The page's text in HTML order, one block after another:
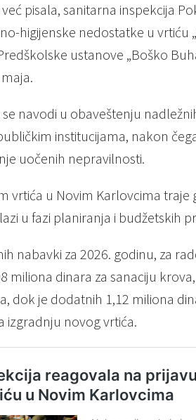
već pisala, sanitarna inspekcija
higijenske nedostatke u vrtiću
ustanove „Boško
navodi u obaveštenju
institucijama, nakon
uočenih nepravilnosti.
vrtića u Novim Karlovcima
u fazi planiranja i budžetskih
nabavki za 2026. godinu, za
miliona dinara za sanaciju
dok je dodatnih 1,12 miliona
izgradnju novog vrtića.